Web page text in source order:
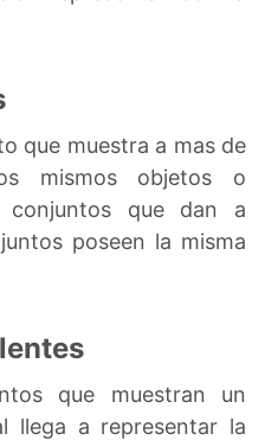
que muestra a mas de
mismos objetos o
conjuntos que dan a
poseen la misma
que muestran un
llega a representar la